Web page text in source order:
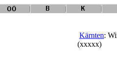
Kärnten:
(xxxxx)